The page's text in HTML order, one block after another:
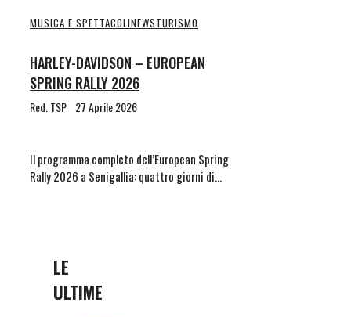
MUSICA E SPETTACOLINEWSTURISMO
HARLEY-DAVIDSON – EUROPEAN
SPRING RALLY 2026
Red. TSP 27 Aprile 2026
Il programma completo dell’European Spring
Rally 2026 a Senigallia: quattro giorni di…
LE
ULTIME